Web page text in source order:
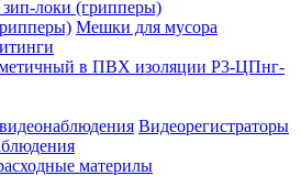
локи (грипперы)
Мешки для мусора
в ПВХ изоляции Р3-ЦПнг-
Видеорегистраторы
материлы